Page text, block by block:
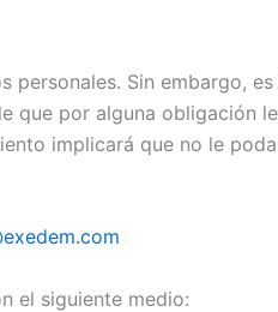
Sin embargo,
que por alguna obligación
implicará que no le
el siguiente medio: